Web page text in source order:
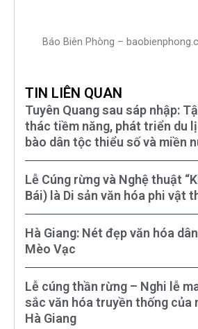
Báo Biên Phòng –
TIN LIÊN QUAN
Tuyên Quang sau sáp nhập:
thác tiềm năng, phát triển du
bào dân tộc thiểu số và miền
Lễ Cúng rừng và Nghệ thuật
Bái) là Di sản văn hóa phi vật
Hà Giang: Nét đẹp văn hóa
Mèo Vạc
Lễ cúng thần rừng – Nghi lễ
sắc văn hóa truyền thống của
Hà Giang